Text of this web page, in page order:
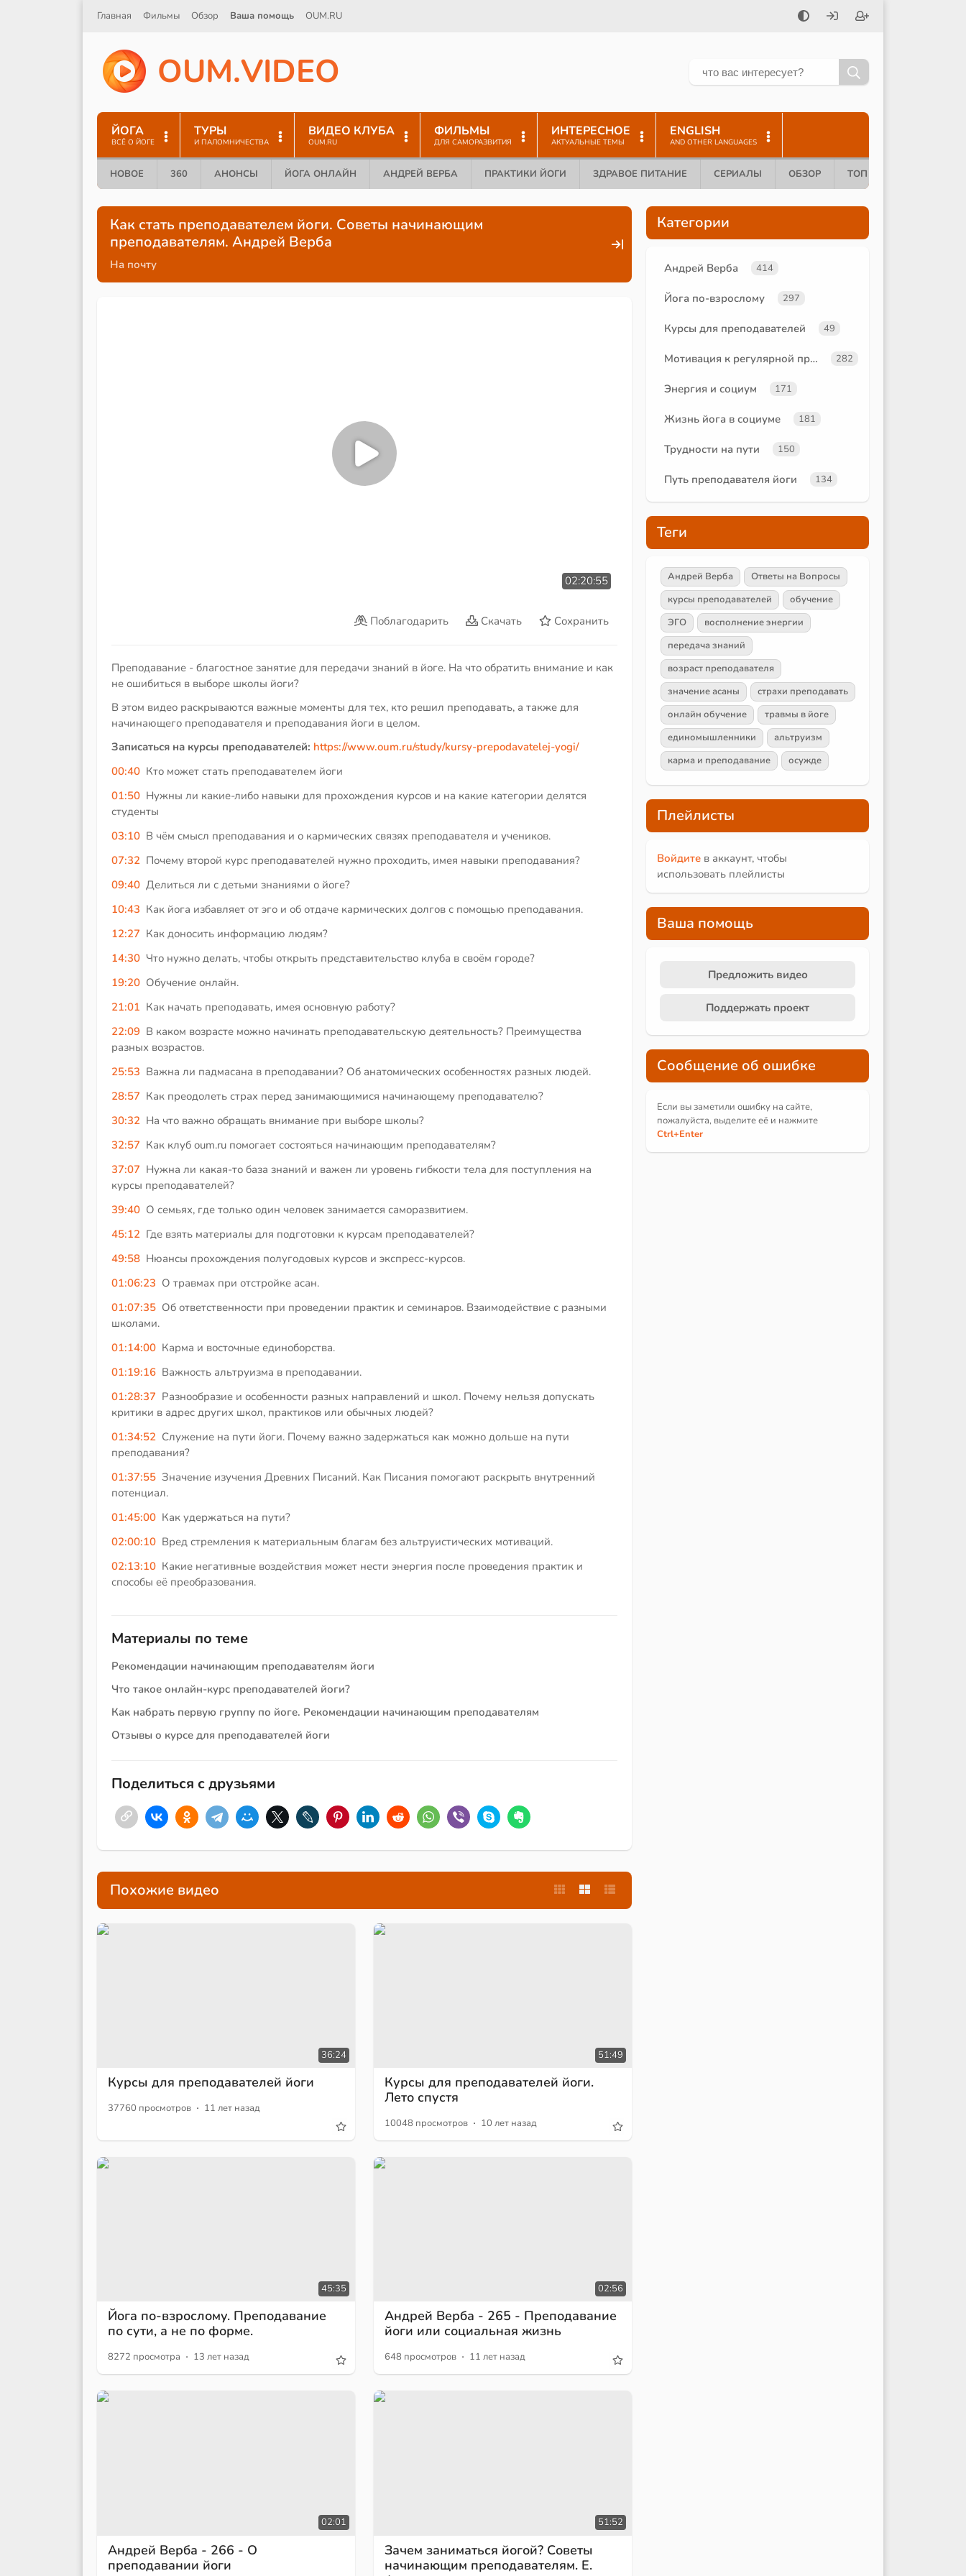
Главная Фильмы Обзор Ваша помощь OUM.RU
OUM.VIDEO
ЙОГА
ВСЁ О ЙОГЕ
ТУРЫ
И ПАЛОМНИЧЕСТВА
ВИДЕО КЛУБА
OUM.RU
ФИЛЬМЫ
ДЛЯ САМОРАЗВИТИЯ
ИНТЕРЕСНОЕ
АКТУАЛЬНЫЕ ТЕМЫ
ENGLISH
AND OTHER LANGUAGES
НОВОЕ 360 АНОНСЫ ЙОГА ОНЛАЙН АНДРЕЙ ВЕРБА ПРАКТИКИ ЙОГИ ЗДРАВОЕ ПИТАНИЕ СЕРИАЛЫ ОБЗОР ТОП 10
Как стать преподавателем йоги. Советы начинающим
преподавателям. Андрей Верба
На почту
02:20:55
Поблагодарить Скачать Сохранить
Преподавание - благостное занятие для передачи знаний в йоге. На что обратить внимание и как
не ошибиться в выборе школы йоги?
В этом видео раскрываются важные моменты для тех, кто решил преподавать, а также для
начинающего преподавателя и преподавания йоги в целом.
Записаться на курсы преподавателей: https://www.oum.ru/study/kursy-prepodavatelej-yogi/
00:40 Кто может стать преподавателем йоги
01:50 Нужны ли какие-либо навыки для прохождения курсов и на какие категории делятся
студенты
03:10 В чём смысл преподавания и о кармических связях преподавателя и учеников.
07:32 Почему второй курс преподавателей нужно проходить, имея навыки преподавания?
09:40 Делиться ли с детьми знаниями о йоге?
10:43 Как йога избавляет от эго и об отдаче кармических долгов с помощью преподавания.
12:27 Как доносить информацию людям?
14:30 Что нужно делать, чтобы открыть представительство клуба в своём городе?
19:20 Обучение онлайн.
21:01 Как начать преподавать, имея основную работу?
22:09 В каком возрасте можно начинать преподавательскую деятельность? Преимущества
разных возрастов.
25:53 Важна ли падмасана в преподавании? Об анатомических особенностях разных людей.
28:57 Как преодолеть страх перед занимающимися начинающему преподавателю?
30:32 На что важно обращать внимание при выборе школы?
32:57 Как клуб oum.ru помогает состояться начинающим преподавателям?
37:07 Нужна ли какая-то база знаний и важен ли уровень гибкости тела для поступления на
курсы преподавателей?
39:40 О семьях, где только один человек занимается саморазвитием.
45:12 Где взять материалы для подготовки к курсам преподавателей?
49:58 Нюансы прохождения полугодовых курсов и экспресс-курсов.
01:06:23 О травмах при отстройке асан.
01:07:35 Об ответственности при проведении практик и семинаров. Взаимодействие с разными
школами.
01:14:00 Карма и восточные единоборства.
01:19:16 Важность альтруизма в преподавании.
01:28:37 Разнообразие и особенности разных направлений и школ. Почему нельзя допускать
критики в адрес других школ, практиков или обычных людей?
01:34:52 Служение на пути йоги. Почему важно задержаться как можно дольше на пути
преподавания?
01:37:55 Значение изучения Древних Писаний. Как Писания помогают раскрыть внутренний
потенциал.
01:45:00 Как удержаться на пути?
02:00:10 Вред стремления к материальным благам без альтруистических мотиваций.
02:13:10 Какие негативные воздействия может нести энергия после проведения практик и
способы её преобразования.
Материалы по теме
Рекомендации начинающим преподавателям йоги
Что такое онлайн-курс преподавателей йоги?
Как набрать первую группу по йоге. Рекомендации начинающим преподавателям
Отзывы о курсе для преподавателей йоги
Поделиться с друзьями
Похожие видео
36:24
Курсы для преподавателей йоги
37760 просмотров · 11 лет назад
51:49
Курсы для преподавателей йоги.
Лето спустя
10048 просмотров · 10 лет назад
45:35
Йога по-взрослому. Преподавание
по сути, а не по форме.
8272 просмотра · 13 лет назад
02:56
Андрей Верба - 265 - Преподавание
йоги или социальная жизнь
648 просмотров · 11 лет назад
02:01
Андрей Верба - 266 - О
преподавании йоги
51:52
Зачем заниматься йогой? Советы
начинающим преподавателям. Е.
Категории
Андрей Верба 414
Йога по-взрослому 297
Курсы для преподавателей 49
Мотивация к регулярной практике 282
Энергия и социум 171
Жизнь йога в социуме 181
Трудности на пути 150
Путь преподавателя йоги 134
Теги
Андрей Верба
Ответы на Вопросы
курсы преподавателей
обучение
ЭГО
восполнение энергии
передача знаний
возраст преподавателя
значение асаны
страхи преподавать
онлайн обучение
травмы в йоге
единомышленники
альтруизм
карма и преподавание
осужде
Плейлисты
Войдите в аккаунт, чтобы
использовать плейлисты
Ваша помощь
Предложить видео
Поддержать проект
Сообщение об ошибке
Если вы заметили ошибку на сайте,
пожалуйста, выделите её и нажмите
Ctrl+Enter